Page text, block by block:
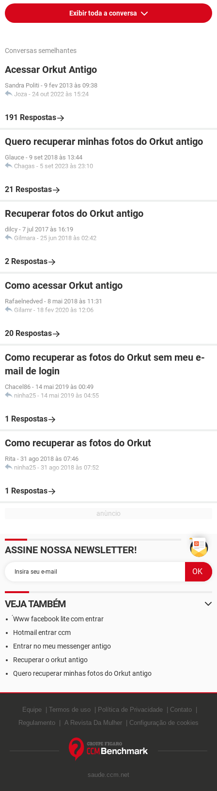
Exibir toda a conversa
Conversas semelhantes
Acessar Orkut Antigo
Sandra Politi - 9 fev 2013 às 09:38
Joza - 24 out 2022 às 15:24
191 Respostas
Quero recuperar minhas fotos do Orkut antigo
Glauce - 9 set 2018 às 13:44
Chagas - 5 set 2023 às 23:10
21 Respostas
Recuperar fotos do Orkut antigo
dilcy - 7 jul 2017 às 16:19
Gilmara - 25 jun 2018 às 02:42
2 Respostas
Como acessar Orkut antigo
Rafaelnedved - 8 mai 2018 às 11:31
Gilamr - 18 fev 2020 às 12:06
20 Respostas
Como recuperar as fotos do Orkut sem meu e-
mail de login
Chacel86 - 14 mai 2019 às 00:49
ninha25 - 14 mai 2019 às 04:55
1 Respostas
Como recuperar as fotos do Orkut
Rita - 31 ago 2018 às 07:46
ninha25 - 31 ago 2018 às 07:52
1 Respostas
ASSINE NOSSA NEWSLETTER!
VEJA TAMBÉM
́Www facebook lite com entrar
Hotmail entrar ccm
Entrar no meu messenger antigo
Recuperar o orkut antigo
Quero recuperar minhas fotos do Orkut antigo
Equipe Termos de uso Política de Privacidade
Contato
Regulamento
A Revista Da Mulher Configuração de cookies
saude.ccm.net